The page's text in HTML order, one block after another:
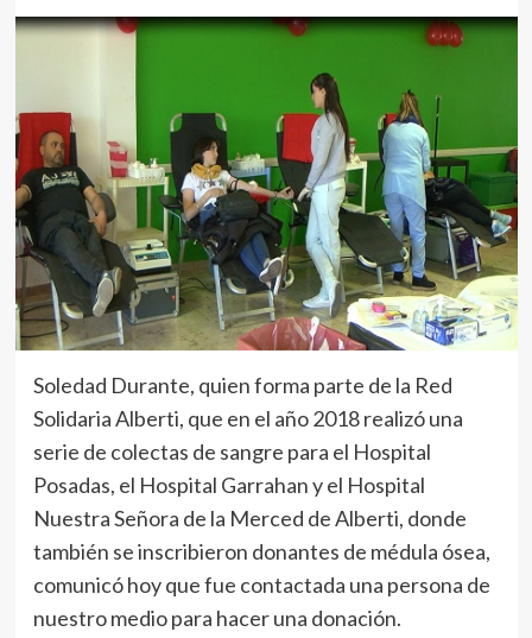
Soledad Durante, quien forma parte de la Red
Solidaria Alberti, que en el año 2018 realizó una
serie de colectas de sangre para el Hospital
Posadas, el Hospital Garrahan y el Hospital
Nuestra Señora de la Merced de Alberti, donde
también se inscribieron donantes de médula ósea,
comunicó hoy que fue contactada una persona de
nuestro medio para hacer una donación.